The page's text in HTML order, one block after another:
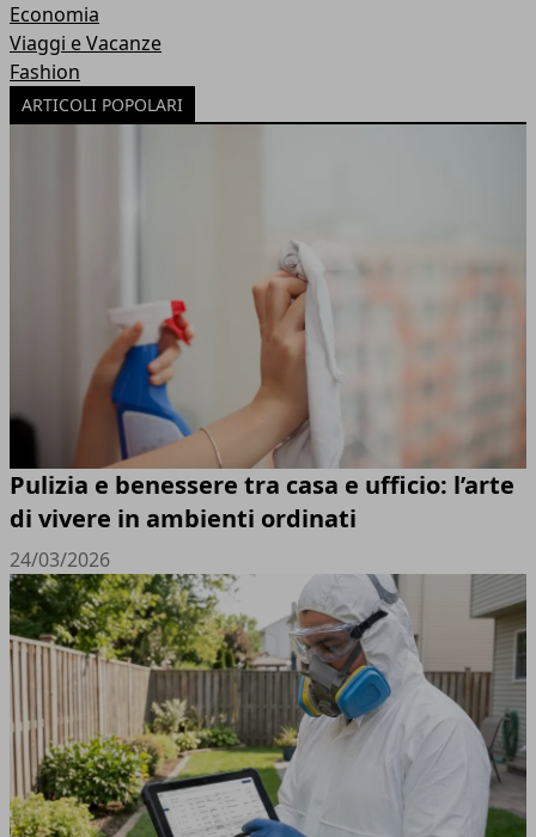
Economia
Viaggi e Vacanze
Fashion
ARTICOLI POPOLARI
Pulizia e benessere tra casa e ufficio: l’arte
di vivere in ambienti ordinati
24/03/2026